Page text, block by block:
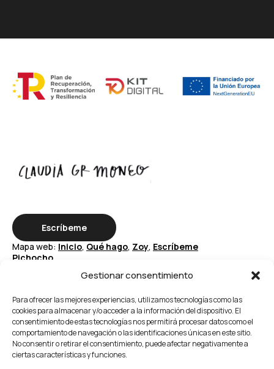
Gestionar consentimiento
Para ofrecer las mejores experiencias, utilizamos tecnologías como las
cookies para almacenar y/o acceder a la información del dispositivo. El
consentimiento de estas tecnologías nos permitirá procesar datos como el
comportamiento de navegación o las identificaciones únicas en este sitio.
No consentir o retirar el consentimiento, puede afectar negativamente a
ciertas características y funciones.
Escríbeme
Mapa web: Inicio, Qué hago, Zoy, Escríbeme
Pichocho
Periodista, ilustradora y comunicadora.
De Jerez de la Frontera
Privacidad